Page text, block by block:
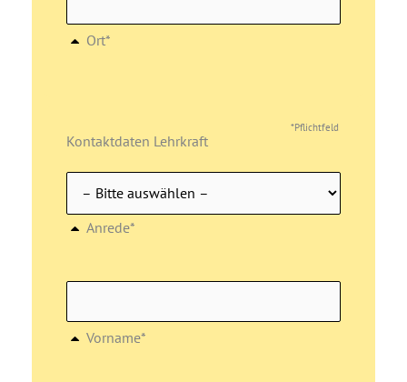
Ort*
*Pflichtfeld
Kontaktdaten Lehrkraft
Anrede*
Vorname*